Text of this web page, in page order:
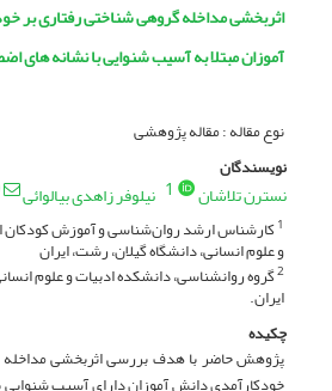
اثربخشی مداخله گروهی شناختی رفتاری بر
آموزان مبتلا به آسیب شنوایی با نشانه های
نوع مقاله : مقاله پژوهشی
نویسندگان
نسترن تلاشان 1 نیلوفر زاهدی بیالوائی
1کارشناس ارشد روان‌شناسی و آموزش کودکان
و علوم انسانی، دانشگاه گیلان، رشت، ایران
2گروه روانشناسی، دانشکده ادبیات و علوم
ایران.
چکیده
پژوهش حاضر با هدف بررسی اثربخشی مداخله
خودکارآمدی دانش ­آموزان دارای آسیب شنوایی